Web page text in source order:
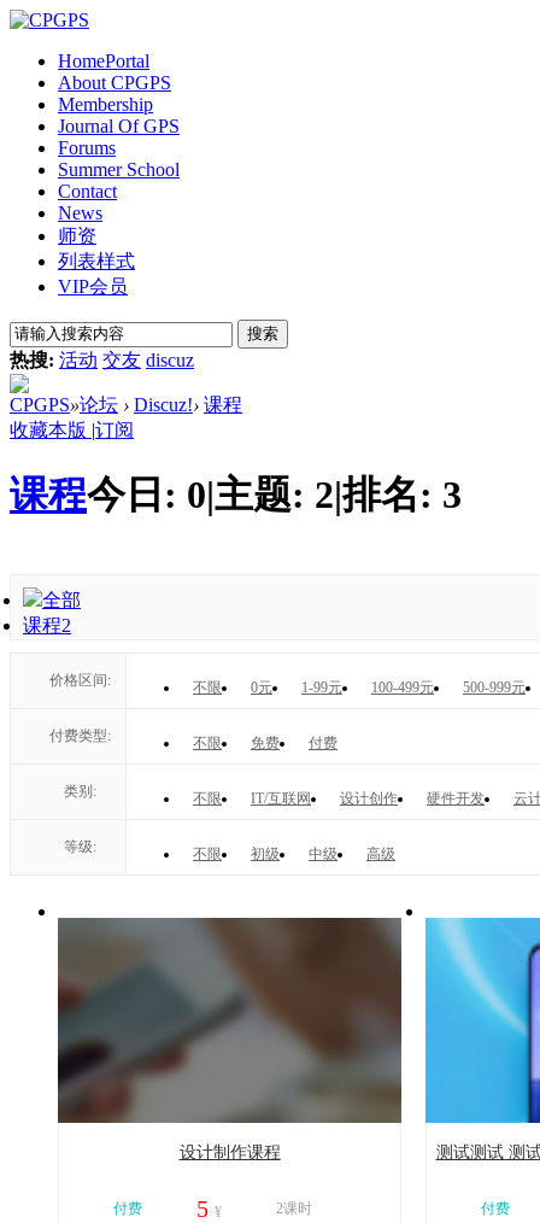
HomePortal
About CPGPS
Membership
Journal Of GPS
Forums
Summer School
Contact
News
师资
列表样式
VIP会员
搜索
热搜: 活动 交友 discuz
CPGPS»论坛 › Discuz!› 课程
收藏本版 |订阅
课程今日: 0|主题: 2|排名: 3
全部
课程2
价格区间: 不限 0元 1-99元 100-499元 500-999元
付费类型: 不限 免费 付费
类别: 不限 IT/互联网 设计创作 硬件开发 云
等级: 不限 初级 中级 高级
设计制作课程
付费 5 ¥
2课时
测试测试 测
付费